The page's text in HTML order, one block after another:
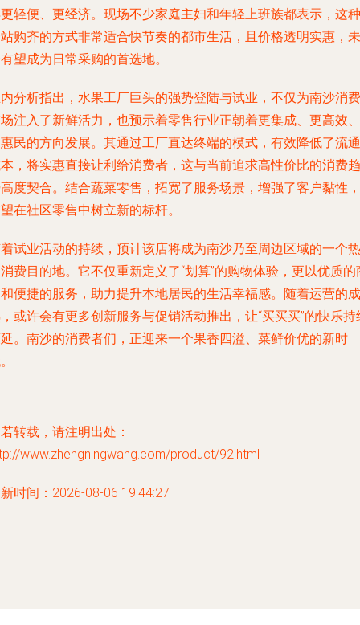
轻便、更经济。现场不少家庭主妇和年轻上班族都表示，这种
购齐的方式非常适合快节奏的都市生活，且价格透明实惠，未
望成为日常采购的首选地。
分析指出，水果工厂巨头的强势登陆与试业，不仅为南沙消费
注入了新鲜活力，也预示着零售行业正朝着更集成、更高效、
民的方向发展。其通过工厂直达终端的模式，有效降低了流通
，将实惠直接让利给消费者，这与当前追求高性价比的消费趋
度契合。结合蔬菜零售，拓宽了服务场景，增强了客户黏性，
在社区零售中树立新的标杆。
试业活动的持续，预计该店将成为南沙乃至周边区域的一个热
费目的地。它不仅重新定义了“划算”的购物体验，更以优质的
便捷的服务，助力提升本地居民的生活幸福感。随着运营的成
或许会有更多创新服务与促销活动推出，让“买买买”的快乐持
。南沙的消费者们，正迎来一个果香四溢、菜鲜价优的新时
转载，请注明出处：
www.zhengningwang.com/product/92.html
时间：2026-08-06 19:44:27